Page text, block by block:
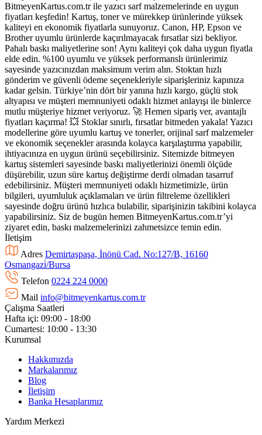
BitmeyenKartus.com.tr ile yazıcı sarf malzemelerinde en uygun
fiyatları keşfedin! Kartuş, toner ve mürekkep ürünlerinde yüksek
kaliteyi en ekonomik fiyatlarla sunuyoruz. Canon, HP, Epson ve
Brother uyumlu ürünlerde kaçırılmayacak fırsatlar sizi bekliyor.
Pahalı baskı maliyetlerine son! Aynı kaliteyi çok daha uygun fiyatla
elde edin. %100 uyumlu ve yüksek performanslı ürünlerimiz
sayesinde yazıcınızdan maksimum verim alın. Stoktan hızlı
gönderim ve güvenli ödeme seçenekleriyle siparişleriniz kapınıza
kadar gelsin. Türkiye’nin dört bir yanına hızlı kargo, güçlü stok
altyapısı ve müşteri memnuniyeti odaklı hizmet anlayışı ile binlerce
mutlu müşteriye hizmet veriyoruz. 🚀 Hemen sipariş ver, avantajlı
fiyatları kaçırma! 💥 Stoklar sınırlı, fırsatlar bitmeden yakala! Yazıcı
modellerine göre uyumlu kartuş ve tonerler, orijinal sarf malzemeler
ve ekonomik seçenekler arasında kolayca karşılaştırma yapabilir,
ihtiyacınıza en uygun ürünü seçebilirsiniz. Sitemizde bitmeyen
kartuş sistemleri sayesinde baskı maliyetlerinizi önemli ölçüde
düşürebilir, uzun süre kartuş değiştirme derdi olmadan tasarruf
edebilirsiniz. Müşteri memnuniyeti odaklı hizmetimizle, ürün
bilgileri, uyumluluk açıklamaları ve ürün filtreleme özellikleri
sayesinde doğru ürünü hızlıca bulabilir, siparişinizin takibini kolayca
yapabilirsiniz. Siz de bugün hemen BitmeyenKartus.com.tr’yi
ziyaret edin, baskı malzemelerinizi zahmetsizce temin edin.
İletişim
Adres Demirtaşpaşa, İnönü Cad. No:127/B, 16160
Osmangazi̇/Bursa
Telefon 0224 224 0000
Mail info@bitmeyenkartus.com.tr
Çalışma Saatleri
Hafta içi: 09:00 - 18:00
Cumartesi: 10:00 - 13:30
Kurumsal
Hakkımızda
Markalarımız
Blog
İletişim
Banka Hesaplarımız
Yardım Merkezi